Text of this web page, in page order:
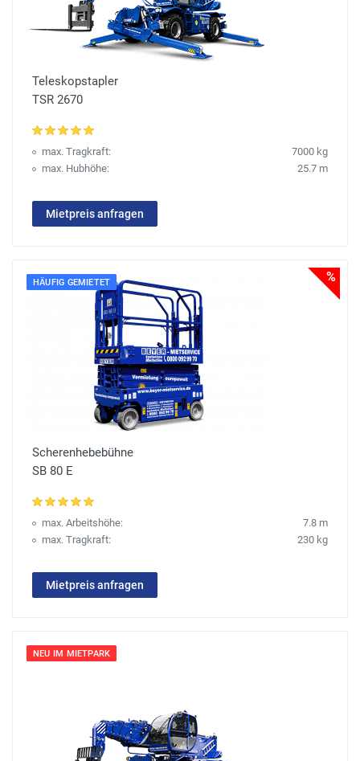
Teleskopstapler
TSR 2670
max. Tragkraft:
7000 kg
max. Hubhöhe:
25.7 m
Mietpreis anfragen
HÄUFIG GEMIETET %
Scherenhebebühne
SB 80 E
max. Arbeitshöhe:
7.8 m
max. Tragkraft:
230 kg
Mietpreis anfragen
NEU IM MIETPARK